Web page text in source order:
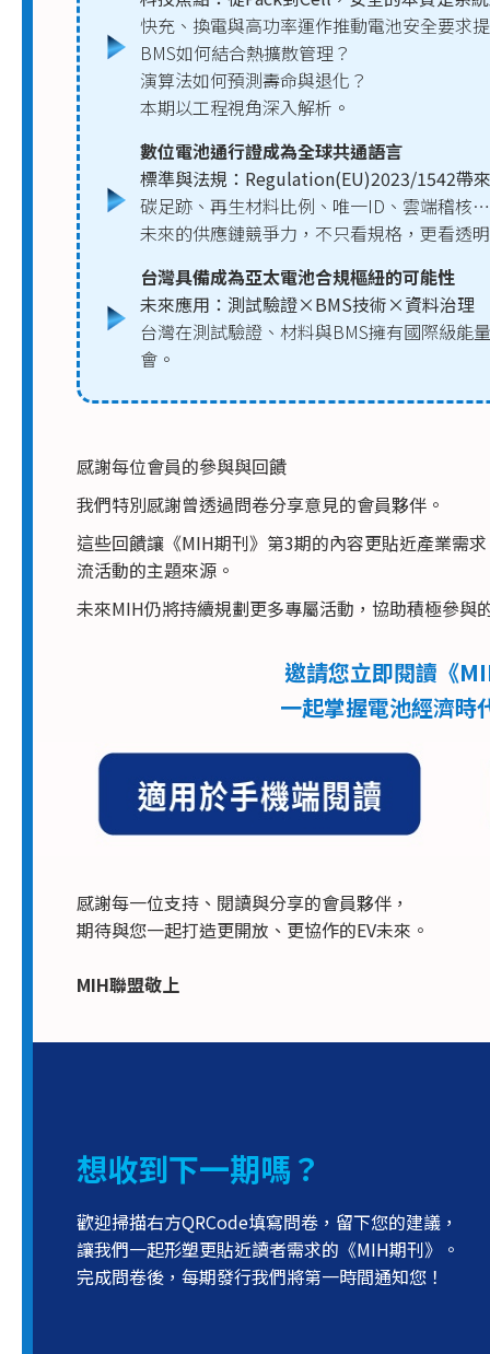
快充、換電與高功率運作推動電池安全要求
BMS如何結合熱擴散管理？
演算法如何預測壽命與退化？
本期以工程視角深入解析。
數位電池通行證成為全球共通語言
標準與法規：Regulation(EU)2023/1542帶
碳足跡、再生材料比例、唯一ID、雲端稽
未來的供應鏈競爭力，不只看規格，更看透
台灣具備成為亞太電池合規樞紐的可能性
未來應用：測試驗證×BMS技術×資料治理
台灣在測試驗證、材料與BMS擁有國際級能
會。
感謝每位會員的參與與回饋
我們特別感謝曾透過問卷分享意見的會員夥伴。
這些回饋讓《MIH期刊》第3期的內容更貼近產業需
流活動的主題來源。
未來MIH仍將持續規劃更多專屬活動，協助積極參與
邀請您立即閱讀《
一起掌握電池經濟時
感謝每一位支持、閱讀與分享的會員夥伴，
期待與您一起打造更開放、更協作的EV未來。
MIH聯盟敬上
想收到下一期嗎？
歡迎掃描右方QRCode填寫問卷，留下您的建議，
讓我們一起形塑更貼近讀者需求的《MIH期刊》。
完成問卷後，每期發行我們將第一時間通知您！